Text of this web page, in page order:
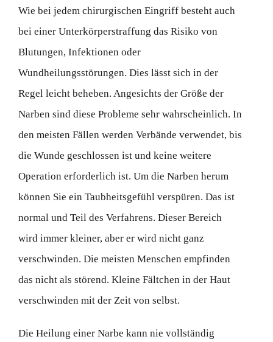
Wie bei jedem chirurgischen Eingriff besteht auch
bei einer Unterkörperstraffung das Risiko von
Blutungen, Infektionen oder
Wundheilungsstörungen. Dies lässt sich in der
Regel leicht beheben. Angesichts der Größe der
Narben sind diese Probleme sehr wahrscheinlich. In
den meisten Fällen werden Verbände verwendet, bis
die Wunde geschlossen ist und keine weitere
Operation erforderlich ist. Um die Narben herum
können Sie ein Taubheitsgefühl verspüren. Das ist
normal und Teil des Verfahrens. Dieser Bereich
wird immer kleiner, aber er wird nicht ganz
verschwinden. Die meisten Menschen empfinden
das nicht als störend. Kleine Fältchen in der Haut
verschwinden mit der Zeit von selbst.
Die Heilung einer Narbe kann nie vollständig